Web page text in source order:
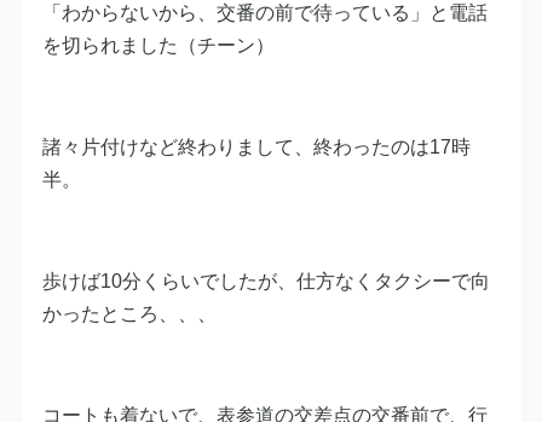
「わからないから、交番の前で待っている」と電話
を切られました（チーン）
諸々片付けなど終わりまして、終わったのは17時
半。
歩けば10分くらいでしたが、仕方なくタクシーで向
かったところ、、、
コートも着ないで、表参道の交差点の交番前で、行